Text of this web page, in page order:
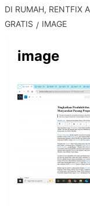
DI RUMAH, RENTFIX
GRATIS
IMAGE
image